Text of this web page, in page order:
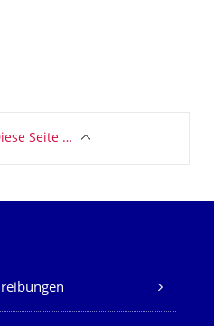
Seite …